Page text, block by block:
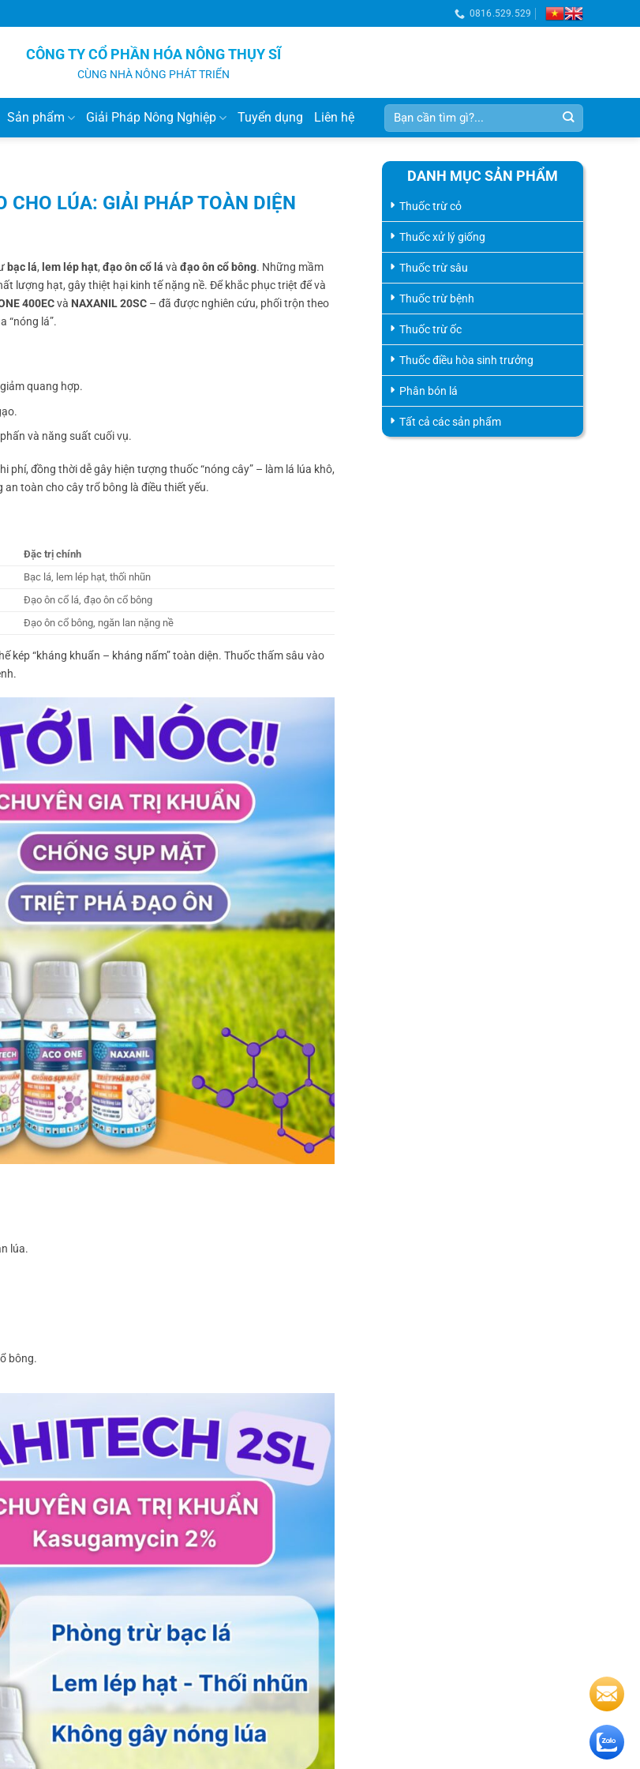
0816.529.529
CÔNG TY CỔ PHẦN HÓA NÔNG THỤY SĨ
CÙNG NHÀ NÔNG PHÁT TRIỂN
Sản phẩm Giải Pháp Nông Nghiệp Tuyển dụng Liên hệ
Tìm
kiếm:
CHO LÚA: GIẢI PHÁP TOÀN DIỆN
bạc lá, lem lép hạt, đạo ôn cổ lá và đạo ôn cổ bông. Những mầm
lượng hạt, gây thiệt hại kinh tế nặng nề. Để khắc phục triệt để và
400ECvà NAXANIL 20SC – đã được nghiên cứu, phối trộn theo
“nóng lá”.
quang hợp.
và năng suất cuối vụ.
đồng thời dễ gây hiện tượng thuốc “nóng cây” – làm lá lúa khô,
toàn cho cây trổ bông là điều thiết yếu.
Đặc trị chính
Bạc lá, lem lép hạt, thối nhũn
Đạo ôn cổ lá, đạo ôn cổ bông
Đạo ôn cổ bông, ngăn lan nặng nề
kép “kháng khuẩn – kháng nấm” toàn diện. Thuốc thấm sâu vào
lúa.
bông.
DANH MỤC SẢN PHẨM
Thuốc trừ cỏ
Thuốc xử lý giống
Thuốc trừ sâu
Thuốc trừ bệnh
Thuốc trừ ốc
Thuốc điều hòa sinh trưởng
Phân bón lá
Tất cả các sản phẩm